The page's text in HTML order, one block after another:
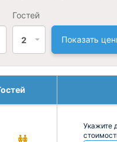
Гостей
2 Показать
Укажите